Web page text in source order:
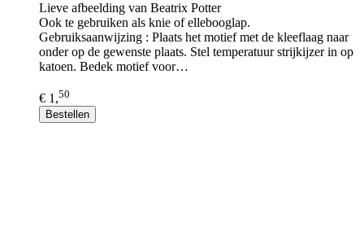
Lieve afbeelding van Beatrix Potter
Ook te gebruiken als knie of ellebooglap.
Gebruiksaanwijzing : Plaats het motief met de kleeflaag naar
onder op de gewenste plaats. Stel temperatuur strijkijzer in op
katoen. Bedek motief voor…
€ 1,50
Bestellen